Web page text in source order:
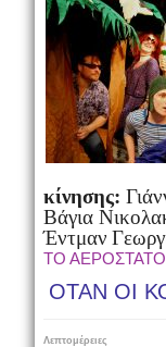
κίνησης:
Βάγια
Έντμαν
ΤΟ
ΟΤΑΝ ΟΙ
Λεπτομέρειες